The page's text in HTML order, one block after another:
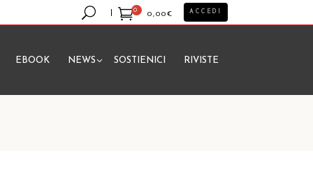
0
0,00€
prodotto nel carrello.
ACCEDI
EBOOK NEWS SOSTIENICI RIVISTE